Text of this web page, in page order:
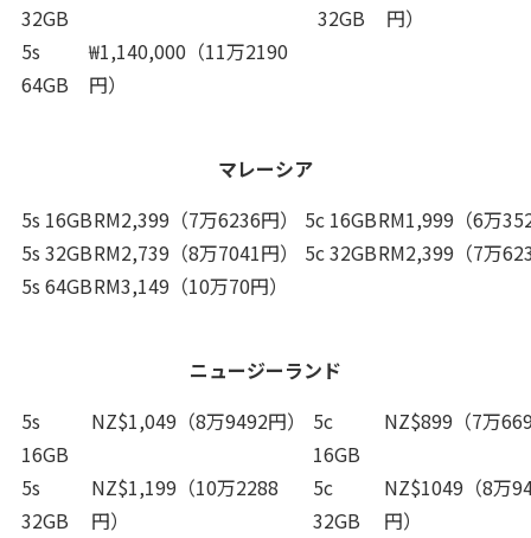
32GB
32GB
円）
5s
64GB
₩1,140,000（11万2190
円）
マレーシア
5s 16GBRM2,399（7万6236円） 5c 16GBRM1,999（6万
5s 32GBRM2,739（8万7041円） 5c 32GBRM2,399（7万
5s 64GBRM3,149（10万70円）
ニュージーランド
5s
16GB
NZ$1,049（8万9492円）
5c
16GB
NZ$899（7万
5s
32GB
NZ$1,199（10万2288
円）
5c
32GB
NZ$1049（8万
円）